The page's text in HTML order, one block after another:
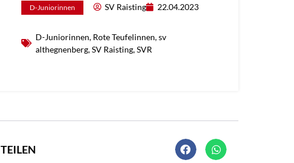
D-Juniorinnen SV Raisting 22.04.2023
D-Juniorinnen, Rote Teufelinnen,sv
althegnenberg,SV Raisting,SVR
TEILEN